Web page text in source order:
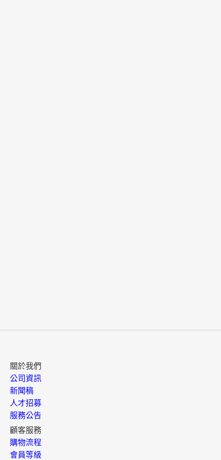
關於我們
公司資訊
新聞稿
人才招募
服務公告
顧客服務
購物流程
會員等級